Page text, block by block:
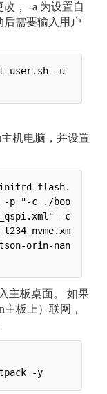
， -a 为设置自
后需要输入用户
-u
机电脑，并设置
-p "-c ./boo
-c
orin-nan
主板桌面。 如果
板上）联网，